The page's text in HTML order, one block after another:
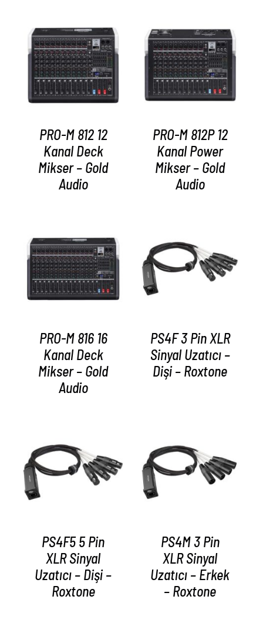
AYRINTILAR
PRO-M 812 12
Kanal Deck
Mikser – Gold
Audio
AYRINTILAR
PRO-M 812P 12
Kanal Power
Mikser – Gold
Audio
AYRINTILAR
PRO-M 816 16
Kanal Deck
Mikser – Gold
Audio
AYRINTILAR
PS4F 3 Pin XLR
Sinyal Uzatıcı –
Dişi – Roxtone
AYRINTILAR
PS4F5 5 Pin
XLR Sinyal
Uzatıcı – Dişi –
Roxtone
AYRINTILAR
PS4M 3 Pin
XLR Sinyal
Uzatıcı – Erkek
– Roxtone